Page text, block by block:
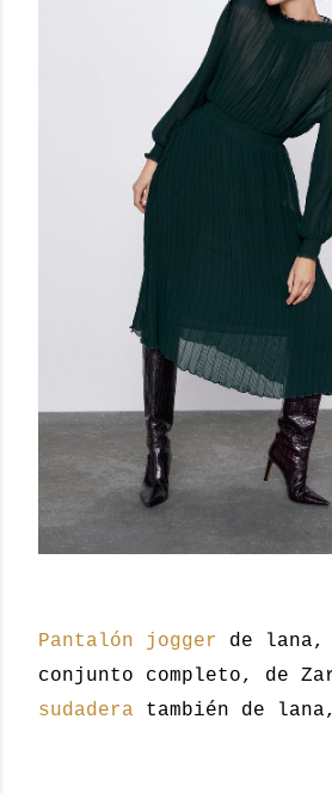
Pantalón jogger de lana,
conjunto completo, de
sudadera también de